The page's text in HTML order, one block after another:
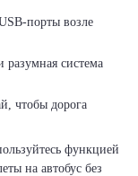
порты возле
разумная система
чтобы дорога
функцией
на автобус без